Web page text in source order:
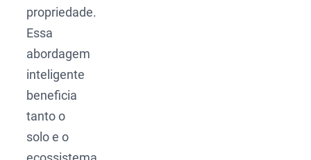
propriedade.
Essa
abordagem
inteligente
beneficia
tanto o
solo e o